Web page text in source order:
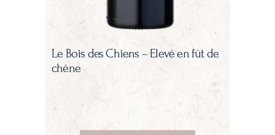
Le Bois des Chiens – Elevé en fût de
chêne